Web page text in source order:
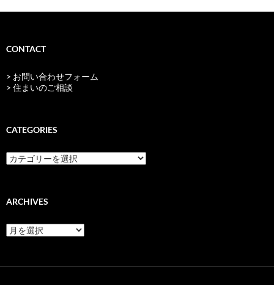
CONTACT
> お問い合わせフォーム
> 住まいのご相談
CATEGORIES
categories
ARCHIVES
archives